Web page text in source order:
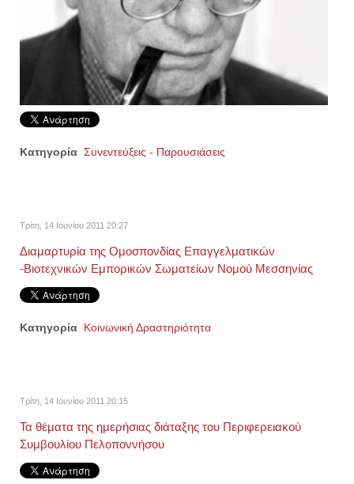
Κατηγορία Συνεντεύξεις - Παρουσιάσεις
Τρίτη, 14 Ιουνίου 2011 20:27
Διαμαρτυρία της Ομοσπονδίας Επαγγελματικών
-Βιοτεχνικών Εμπορικών Σωματείων Νομού Μεσσηνίας
Κατηγορία Κοινωνική Δραστηριότητα
Τρίτη, 14 Ιουνίου 2011 20:15
Τα θέματα της ημερήσιας διάταξης του Περιφερειακού
Συμβουλίου Πελοποννήσου